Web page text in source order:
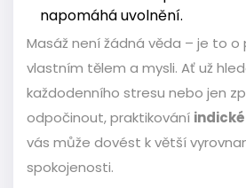
napomáhá uvolnění.
Masáž není žádná věda – je to o
vlastním tělem a mysli. Ať už
každodenního stresu nebo jen
odpočinout, praktikování
vás může dovést k větší
spokojenosti.